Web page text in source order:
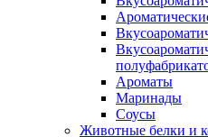
Ароматы
Маринады
Соусы
Животные белки и